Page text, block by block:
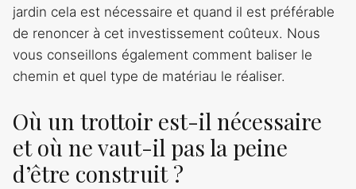
jardin cela est nécessaire et quand il est préférable
de renoncer à cet investissement coûteux. Nous
vous conseillons également comment baliser le
chemin et quel type de matériau le réaliser.
Où un trottoir est-il nécessaire
et où ne vaut-il pas la peine
d’être construit ?